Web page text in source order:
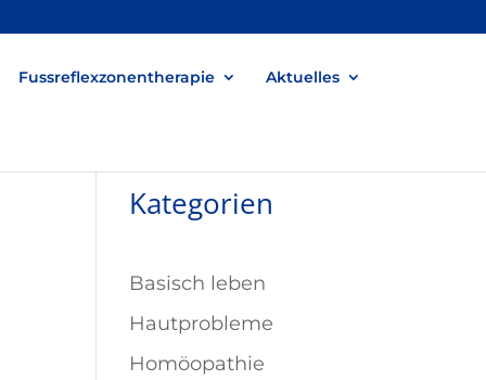
Fussreflexzonentherapie Aktuelles
Kategorien
Basisch leben
Hautprobleme
Homöopathie